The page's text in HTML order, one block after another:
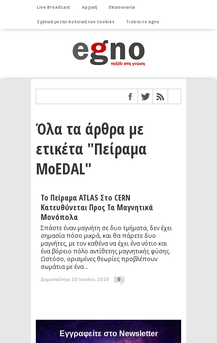
Live Broadcast Αρχική Επικοινωνία
Σχετικά με την πολιτική των Cookies Τι είναι το egno
Όλα τα άρθρα με
ετικέτα "Πείραμα
MoEDAL"
Το Πείραμα ATLAS Στο CERN
Κατευθύνεται Προς Τα Μαγνητικά
Μονόπολα
Σπάστε έναν μαγνήτη σε δυο τμήματα, δεν έχει
σημασία πόσο μικρά, και θα πάρετε δυο
μαγνήτες, με τον καθένα να έχει ένα νότιο και
ένα βόρειο πόλο αντίθετης μαγνητικής φύσης.
Ωστόσο, ορισμένες θεωρίες προβλέπουν
σωμάτια με ένα...
Δημοσιεύτηκε 19 Ιουνίου, 2019 0
Εγγραφείτε στο Newsletter